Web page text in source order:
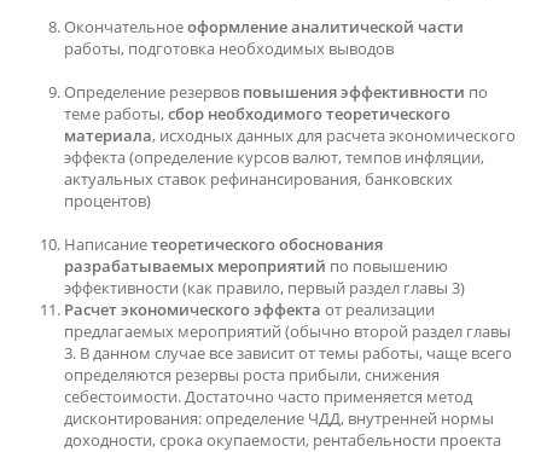
Окончательноеоформление аналитической части
работы, подготовка необходимых выводов
Определение резервов повышения эффективности по
теме работы,сбор необходимого теоретического
материала, исходных данных для расчета экономического
эффекта (определение курсов валют, темпов инфляции,
актуальных ставок рефинансирования, банковских
процентов)
Написаниетеоретического обоснования
разрабатываемых мероприятий по повышению
эффективности (как правило, первый раздел главы 3)
Расчет экономического эффекта от реализации
предлагаемых мероприятий (обычно второй раздел главы
3. В данном случае все зависит от темы работы, чаще всего
определяются резервы роста прибыли, снижения
себестоимости. Достаточно часто применяется метод
дисконтирования: определение ЧДД, внутренней нормы
доходности, срока окупаемости, рентабельности проекта